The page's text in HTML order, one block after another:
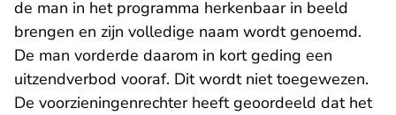
de man in het programma herkenbaar in beeld
brengen en zijn volledige naam wordt genoemd.
De man vorderde daarom in kort geding een
uitzendverbod vooraf. Dit wordt niet toegewezen.
De voorzieningenrechter heeft geoordeeld dat het